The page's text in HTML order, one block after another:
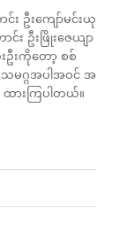
ဦးကျော်မင်းယု
း ဦးဖြိုးဇေယျာ
ဦးကိုတော့ စစ်
မဂ္ဂအပါအဝင် အ
ားကြပါတယ်။